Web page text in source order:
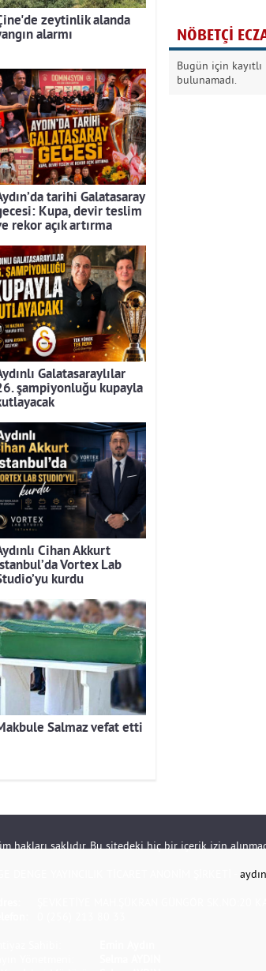
zeytinlik alanda
alarmı
tarihi Galatasaray
Kupa, devir teslim
rekor açık artırma
Galatasaraylılar
şampiyonluğu kupayla
Cihan Akkurt
Vortex Lab
kurdu
Salmaz vefat etti
NÖBETÇİ
Bugün için
bulunamadı.
hakları saklıdır. Bu sitedeki hiç bir içerik izin